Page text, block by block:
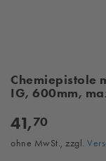
Chemiepistole
IG, 600mm,
41,70
ohne MwSt., zzgl.